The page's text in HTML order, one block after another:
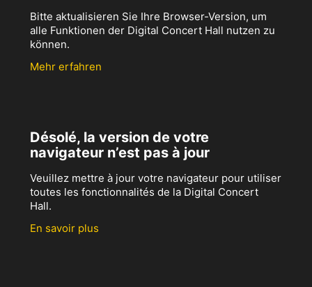
Bitte aktualisieren Sie Ihre Browser-Version, um
alle Funktionen der Digital Concert Hall nutzen zu
können.
Mehr erfahren
Désolé, la version de votre
navigateur n’est pas à jour
Veuillez mettre à jour votre navigateur pour utiliser
toutes les fonctionnalités de la Digital Concert
Hall.
En savoir plus